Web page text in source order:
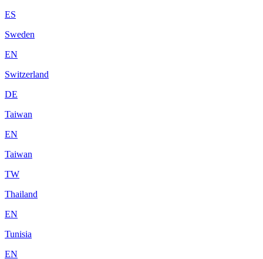
ES
Sweden
EN
Switzerland
DE
Taiwan
EN
Taiwan
TW
Thailand
EN
Tunisia
EN